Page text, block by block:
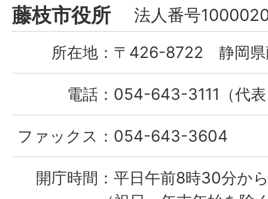
Fujieda
City
藤枝市役所 法人番号
所在地： 〒426-8722 静岡県
電話： 054-643-3111（代
ファックス： 054-643-3604
開庁時間： 平日午前8時30分か